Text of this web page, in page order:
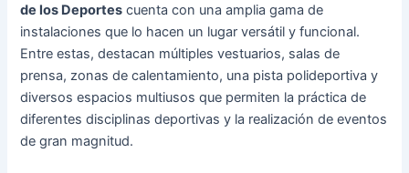
de los Deportes cuenta con una amplia gama de
instalaciones que lo hacen un lugar versátil y funcional.
Entre estas, destacan múltiples vestuarios, salas de
prensa, zonas de calentamiento, una pista polideportiva y
diversos espacios multiusos que permiten la práctica de
diferentes disciplinas deportivas y la realización de eventos
de gran magnitud.